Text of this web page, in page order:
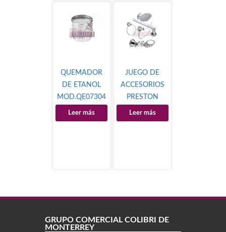
QUEMADOR
DE ETANOL
MOD.QE07304
Leer más
JUEGO DE
ACCESORIOS
PRESTON
Leer más
GRUPO COMERCIAL COLIBRÍ DE
MONTERREY